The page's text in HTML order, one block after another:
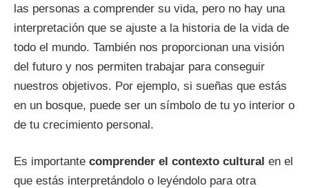
las personas a comprender su vida, pero no hay una
interpretación que se ajuste a la historia de la vida de
todo el mundo. También nos proporcionan una visión
del futuro y nos permiten trabajar para conseguir
nuestros objetivos. Por ejemplo, si sueñas que estás
en un bosque, puede ser un símbolo de tu yo interior o
de tu crecimiento personal.
Es importante comprender el contexto cultural en el
que estás interpretándolo o leyéndolo para otra